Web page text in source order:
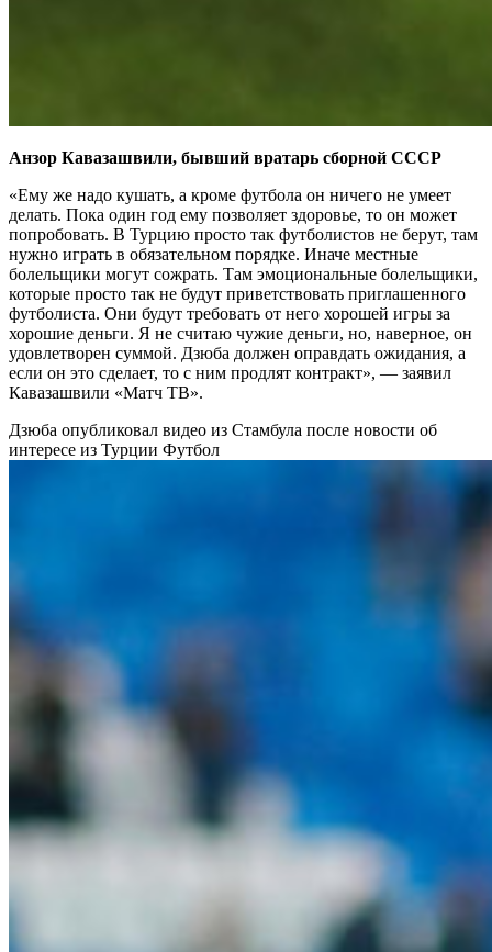
Анзор Кавазашвили, бывший вратарь сборной СССР
«Ему же надо кушать, а кроме футбола он ничего не умеет
делать. Пока один год ему позволяет здоровье, то он может
попробовать. В Турцию просто так футболистов не берут, там
нужно играть в обязательном порядке. Иначе местные
болельщики могут сожрать. Там эмоциональные болельщики,
которые просто так не будут приветствовать приглашенного
футболиста. Они будут требовать от него хорошей игры за
хорошие деньги. Я не считаю чужие деньги, но, наверное, он
удовлетворен суммой. Дзюба должен оправдать ожидания, а
если он это сделает, то с ним продлят контракт», — заявил
Кавазашвили «Матч ТВ».
Дзюба опубликовал видео из Стамбула после новости об
интересе из Турции Футбол